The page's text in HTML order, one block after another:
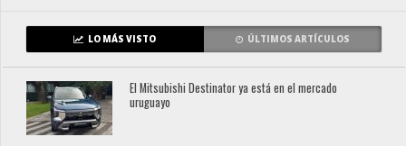
LO MÁS VISTO ÚLTIMOS ARTÍCULOS
El Mitsubishi Destinator ya está en el mercado
uruguayo